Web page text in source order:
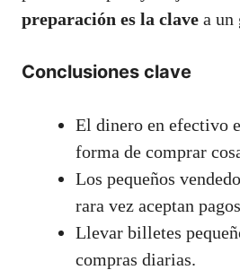
preparación es la clave a un
Conclusiones clave
El dinero en efectivo
forma de comprar
Los pequeños
rara vez aceptan
Llevar billetes
compras diarias.